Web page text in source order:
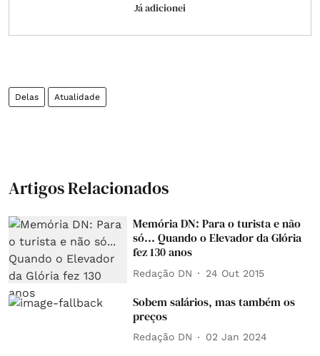
Já adicionei
Delas Atualidade
Artigos Relacionados
Memória DN: Para o turista e não
só... Quando o Elevador da Glória
fez 130 anos
Redação DN 24 Out 2015
Sobem salários, mas também os
preços
Redação DN 02 Jan 2024